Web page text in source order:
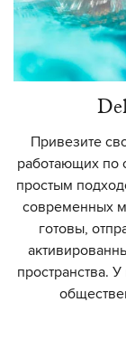
Привезите
работающих по
простым
современных
готовы,
пространства.